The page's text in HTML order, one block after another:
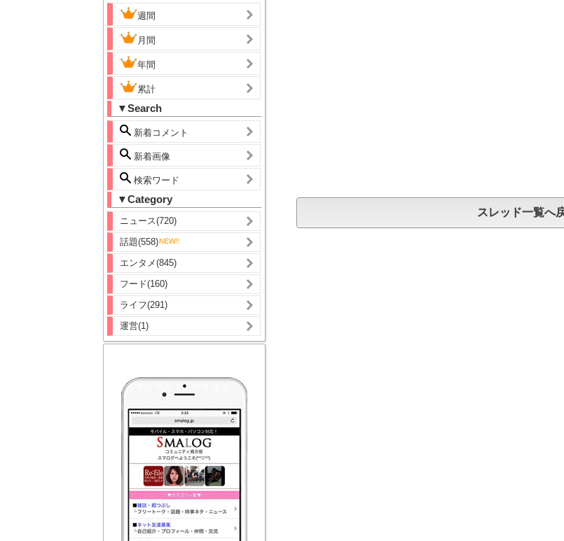
週間
月間
年間
累計
▼Search
新着コメント
新着画像
検索ワード
▼Category
ニュース(720)
話題(558)
エンタメ(845)
フード(160)
ライフ(291)
運営(1)
スレッド一覧へ